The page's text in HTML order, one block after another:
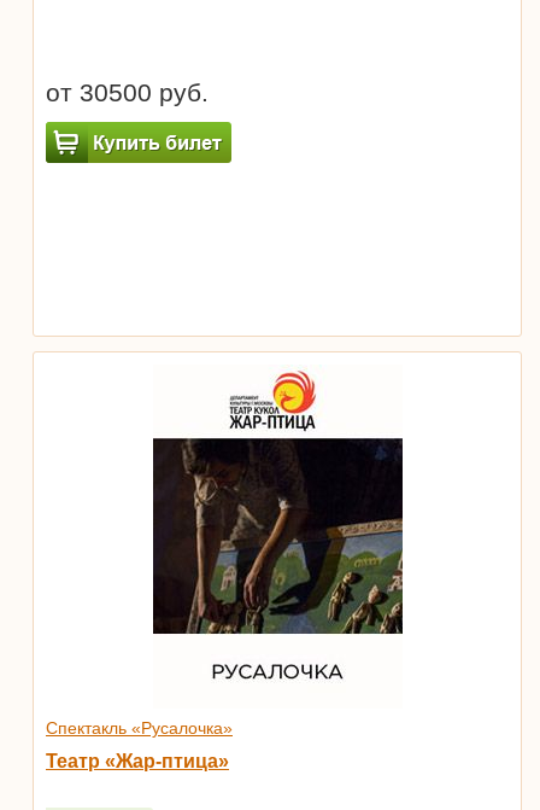
от 30500 руб.
Спектакль «Русалочка»
Театр «Жар-птица»